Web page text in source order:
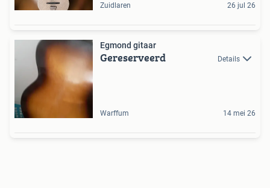
Zuidlaren 26 jul 26
Egmond gitaar
Gereserveerd Details
Warffum 14 mei 26